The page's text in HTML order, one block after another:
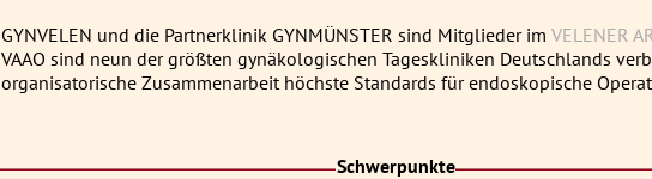
GYNVELEN und die Partnerklinik GYNMÜNSTER sind Mitglieder im VELENER
VAAO sind neun der größten gynäkologischen Tageskliniken Deutschlands
organisatorische Zusammenarbeit höchste Standards für endoskopische
Schwerpunkte